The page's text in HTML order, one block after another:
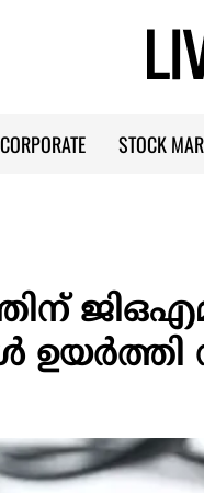
CORPORATE STOCK